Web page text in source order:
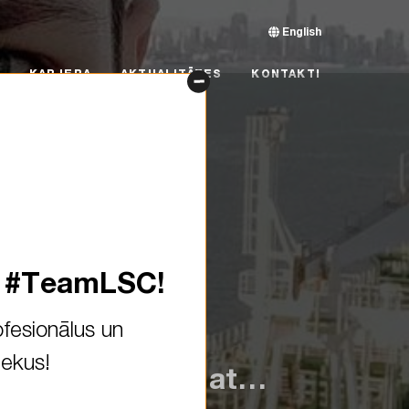
AKTUALITĀTES KONTAKTI
English
KARJERA AKTUALITĀTES KONTAKTI
Take a look at…
un